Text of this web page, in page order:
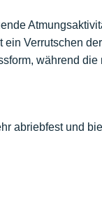
Verrutschen
während
abriebfest und